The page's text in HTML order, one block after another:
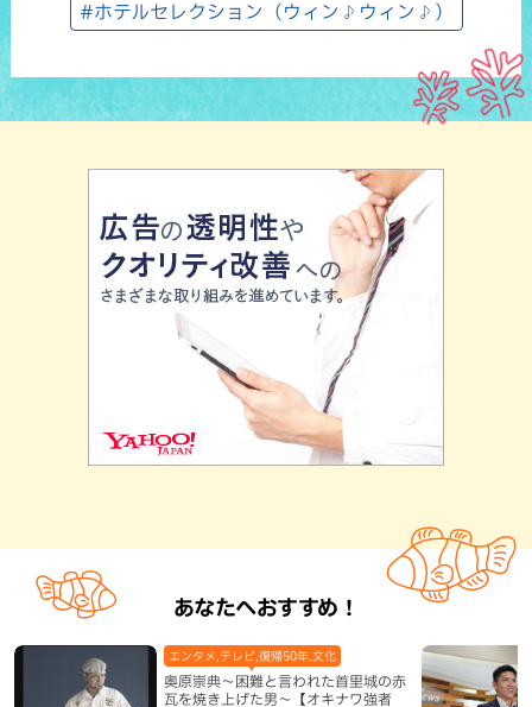
#ホテルセレクション（ウィン♪ウィン♪）
あなたへおすすめ！
奥原崇典～困難と言われた首里城の赤
瓦を焼き上げた男～【オキナワ強者
エンタメ,テレビ,復帰50年,文化